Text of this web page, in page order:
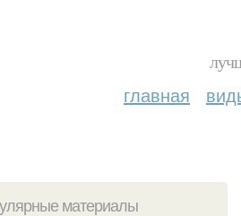
главная
материалы